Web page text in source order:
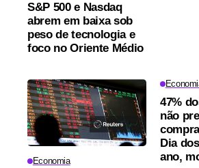
S&P 500 e Nasdaq
abrem em baixa sob
peso de tecnologia e
foco no Oriente Médio
Economia
47%
não
Dia
ano,